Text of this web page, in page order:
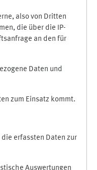
also von Dritten
die über die IP-
an den für
Daten und
zum Einsatz kommt.
erfassten Daten zur
Auswertungen